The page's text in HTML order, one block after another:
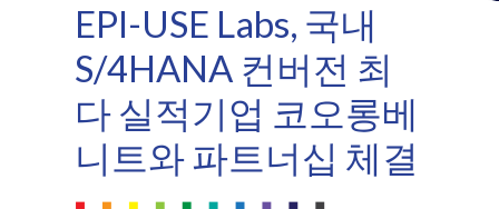
EPI-USE Labs, 국내
S/4HANA 컨버전 최
다 실적기업 코오롱베
니트와 파트너십 체결